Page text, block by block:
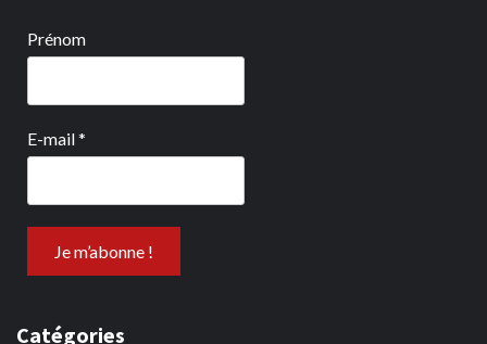
Prénom
E-mail*
Catégories